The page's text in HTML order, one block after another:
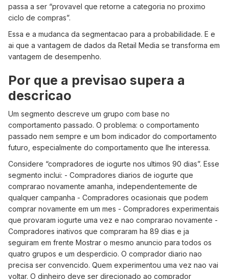
passa a ser “provavel que retorne a categoria no proximo
ciclo de compras”.
Essa e a mudanca da segmentacao para a probabilidade. E e
ai que a vantagem de dados da Retail Media se transforma em
vantagem de desempenho.
Por que a previsao supera a
descricao
Um segmento descreve um grupo com base no
comportamento passado. O problema: o comportamento
passado nem sempre e um bom indicador do comportamento
futuro, especialmente do comportamento que lhe interessa.
Considere “compradores de iogurte nos ultimos 90 dias”. Esse
segmento inclui: - Compradores diarios de iogurte que
comprarao novamente amanha, independentemente de
qualquer campanha - Compradores ocasionais que podem
comprar novamente em um mes - Compradores experimentais
que provaram iogurte uma vez e nao comprarao novamente -
Compradores inativos que compraram ha 89 dias e ja
seguiram em frente Mostrar o mesmo anuncio para todos os
quatro grupos e um desperdicio. O comprador diario nao
precisa ser convencido. Quem experimentou uma vez nao vai
voltar. O dinheiro deve ser direcionado ao comprador